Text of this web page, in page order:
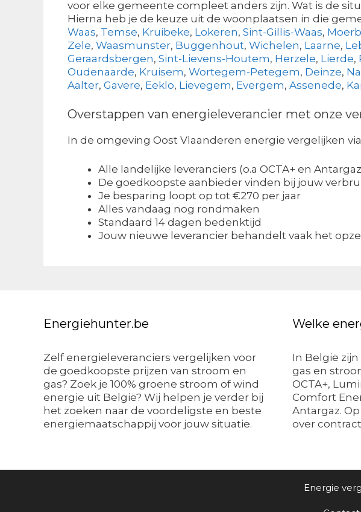
voor elke gemeente compleet anders zijn. Wat is de
Hierna heb je de keuze uit de woonplaatsen in die
Waas, Temse, Kruibeke, Lokeren, Sint-Gillis-Waas,
Zele, Waasmunster, Buggenhout, Wichelen, Laarne,
Geraardsbergen, Sint-Lievens-Houtem, Herzele, Lierde,
Oudenaarde, Kruisem, Wortegem-Petegem, Deinze,
Aalter, Gavere, Eeklo, Lievegem, Evergem, Assenede,
Overstappen van energieleverancier met onze
In de omgeving Oost Vlaanderen energie vergelijken
Alle landelijke leveranciers (o.a OCTA+ en
De goedkoopste aanbieder vinden bij jouw
Je besparing loopt op tot €270 per jaar
Alles vandaag nog rondmaken
Standaard 14 dagen bedenktijd
Jouw nieuwe leverancier behandelt vaak het
Energiehunter.be
Zelf energieleveranciers vergelijken voor
de goedkoopste prijzen van stroom en
gas? Zoek je 100% groene stroom of wind
energie uit België? Wij helpen je verder bij
het zoeken naar de voordeligste en beste
energiemaatschappij voor jouw situatie.
Welke
In België
gas en
OCTA+,
Comfort
Antargaz.
over
Energie